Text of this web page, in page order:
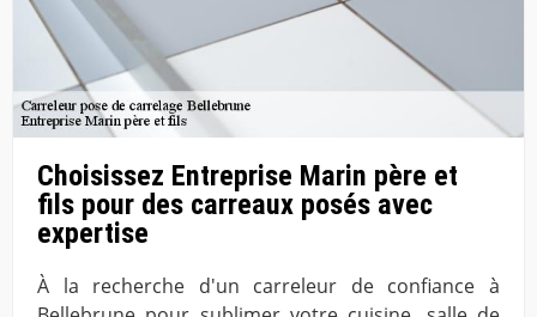
Choisissez Entreprise Marin père et
fils pour des carreaux posés avec
expertise
À la recherche d'un carreleur de confiance à